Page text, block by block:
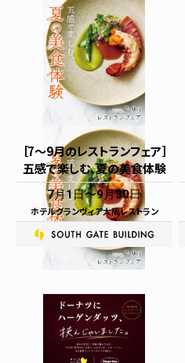
［7～9月のレストランフェア］
五感で楽しむ、夏の美食体験
7月1日 9月30日
ホテルグランヴィア大阪レストラン